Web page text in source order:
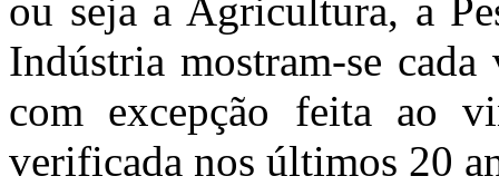
ou seja a Agricultura, a
Indústria mostram-se
com excepção feita ao
verificada nos últimos 20